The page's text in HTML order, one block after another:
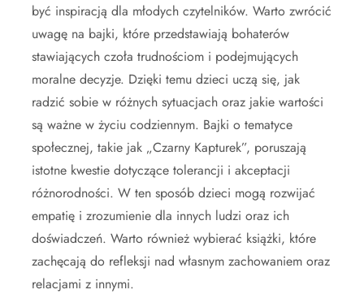
być inspiracją dla młodych czytelników. Warto zwrócić
uwagę na bajki, które przedstawiają bohaterów
stawiających czoła trudnościom i podejmujących
moralne decyzje. Dzięki temu dzieci uczą się, jak
radzić sobie w różnych sytuacjach oraz jakie wartości
są ważne w życiu codziennym. Bajki o tematyce
społecznej, takie jak „Czarny Kapturek”, poruszają
istotne kwestie dotyczące tolerancji i akceptacji
różnorodności. W ten sposób dzieci mogą rozwijać
empatię i zrozumienie dla innych ludzi oraz ich
doświadczeń. Warto również wybierać książki, które
zachęcają do refleksji nad własnym zachowaniem oraz
relacjami z innymi.